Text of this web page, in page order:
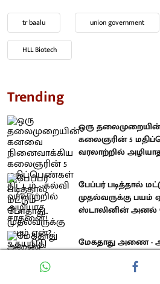
tr baalu union government
HLL Biotech
Trending
ஒரு
கலைஞரின் 5
வரலாற்றில்
பேப்பர் படித்தால்
முதல்வருக்கு பயம்
ஸ்டாலினின் அனல்
மேகதாது அணை -
கூட்டத்தை கூட்ட
: உதயநிதி ஸ்டாலின்